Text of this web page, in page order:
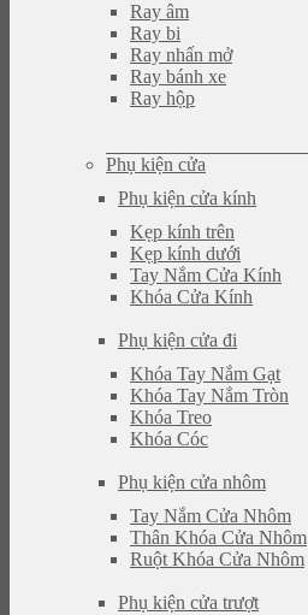
Ray âm
Ray bi
Ray nhấn mở
Ray bánh xe
Ray hộp
Phụ kiện cửa
Phụ kiện cửa kính
Kẹp kính trên
Kẹp kính dưới
Tay Nắm Cửa Kính
Khóa Cửa Kính
Phụ kiện cửa đi
Khóa Tay Nắm Gạt
Khóa Tay Nắm Tròn
Khóa Treo
Khóa Cóc
Phụ kiện cửa nhôm
Tay Nắm Cửa Nhôm
Thân Khóa Cửa Nhôm
Ruột Khóa Cửa Nhôm
Phụ kiện cửa trượt